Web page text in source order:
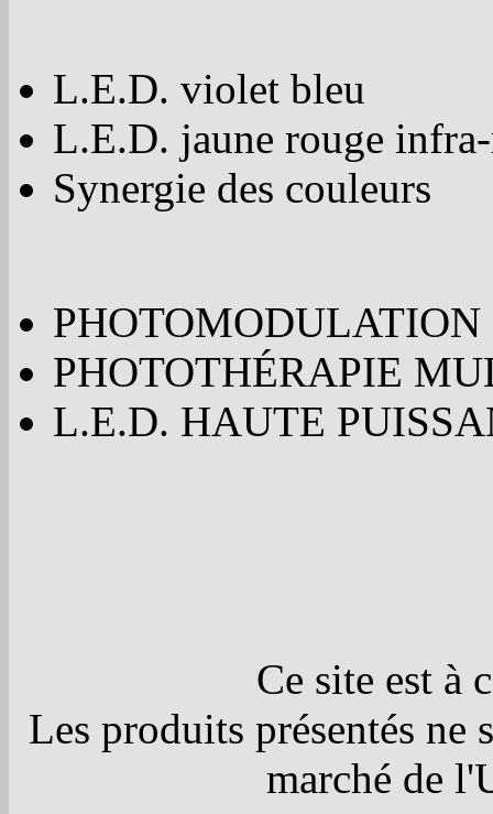
L.E.D. violet bleu
L.E.D. jaune rouge
Synergie des couleurs
PHOTOMODULATION
PHOTOTHÉRAPIE
L.E.D. HAUTE
Ce site est à
Les produits présentés ne
marché de